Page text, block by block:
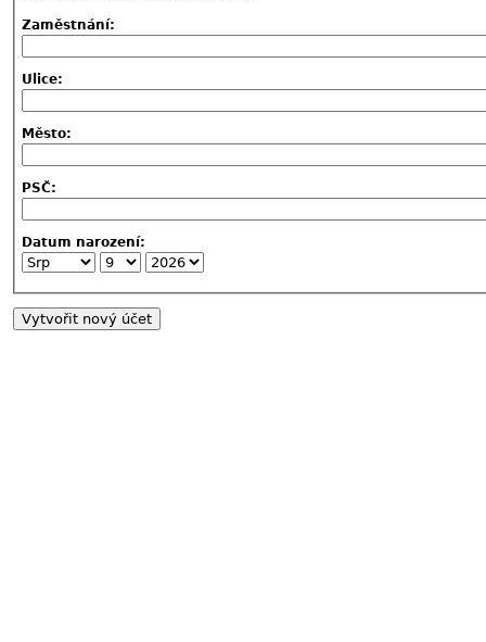
Zaměstnání:
Ulice:
Město:
PSČ:
Datum narození: